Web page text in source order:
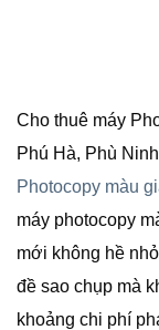
Cho thuê máy
Phú Hà, Phù
Photocopy màu
máy photocopy
mới không hề
đề sao chụp mà
khoảng chi phí